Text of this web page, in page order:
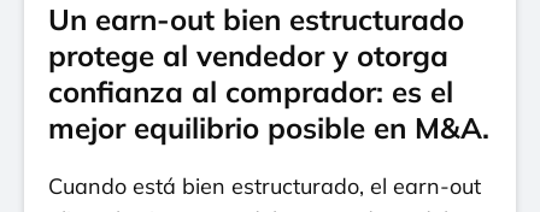
Un earn-out bien estructurado
protege al vendedor y otorga
confianza al comprador: es el
mejor equilibrio posible en M&A.
Cuando está bien estructurado, el earn-out